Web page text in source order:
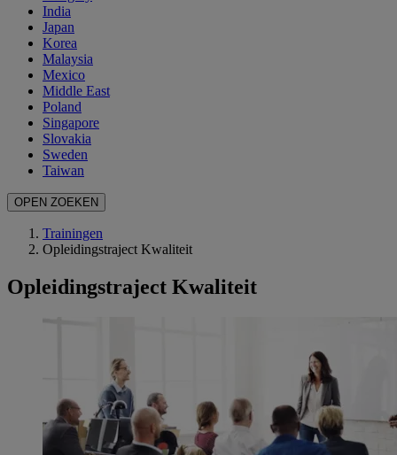
India
Japan
Korea
Malaysia
Mexico
Middle East
Poland
Singapore
Slovakia
Sweden
Taiwan
OPEN ZOEKEN
Trainingen
Opleidingstraject Kwaliteit
Opleidingstraject Kwaliteit